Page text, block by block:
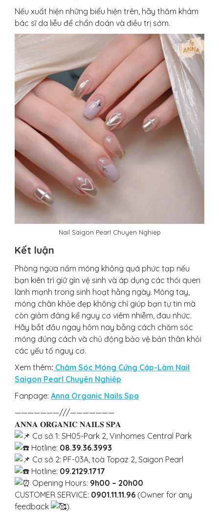
Nếu xuất hiện những biểu hiện trên, hãy thăm khám
bác sĩ da liễu để chẩn đoán và điều trị sớm.
Nail Saigon Pearl Chuyen Nghiep
Kết luận
Phòng ngừa nấm móng không quá phức tạp nếu
bạn kiên trì giữ gìn vệ sinh và áp dụng các thói quen
lành mạnh trong sinh hoạt hằng ngày. Móng tay,
móng chân khỏe đẹp không chỉ giúp bạn tự tin mà
còn giảm đáng kể nguy cơ viêm nhiễm, đau nhức.
Hãy bắt đầu ngay hôm nay bằng cách chăm sóc
móng đúng cách và chủ động bảo vệ bản thân khỏi
các yếu tố nguy cơ.
Xem thêm: Chăm Sóc Móng Cứng Cáp-Làm Nail
Saigon Pearl Chuyên Nghiệp
Fanpage: Anna Organic Nails Spa
———————///———————
𝐀𝐍𝐍𝐀 𝐎𝐑𝐆𝐀𝐍𝐈𝐂 𝐍𝐀𝐈𝐋𝐒 𝐒𝐏𝐀
Cơ sở 1: SH05-Park 2, Vinhomes Central Park
Hotline: 08.39.36.3993
Cơ sở 2: PF-03A, toà Topaz 2, Saigon Pearl
Hotline: 09.2129.1717
Opening Hours: 9h00 – 20h00
CUSTOMER SERVICE: 0901.11.11.96 (Owner for any
feedback
).